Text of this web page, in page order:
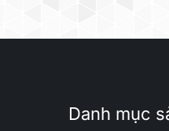
Danh mục